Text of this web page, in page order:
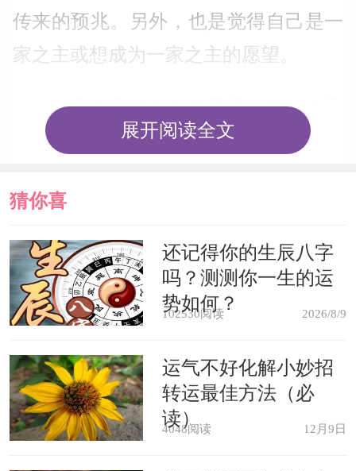
传来的预兆。另外，也是觉得自己是一
家之主或想成为一家之主的愿望。
梦见自己住在大房子里面或者自己
的住的房子变大了，这表示你是一个积
你的人生之路会越走越宽，祝你幸福。
梦见住大房子，主财运，说明你最
近偏财运不错，万事尽力而为，会有意
想不到的收获。
女人梦见住大房子，说明最近是运
势低迷期，凡事不要强出头，低调点
好，不然会给自己带来灾难。
展开阅读全文
猜你喜
欢
还记得你的生辰八字
吗？测测你一生的运
势如何？
102530阅读 2026/8/9
运气不好化解小妙招
转运最佳方法（必
读）
4048阅读 12月9日